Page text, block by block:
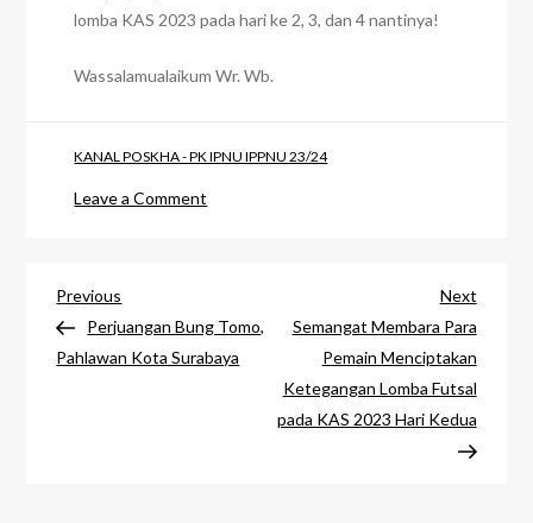
lomba KAS 2023 pada hari ke 2, 3, dan 4 nantinya!
Wassalamualaikum Wr. Wb.
KANAL POSKHA - PK IPNU IPPNU 23/24
Leave a Comment
Lantunan
Bilal
Post
navigation
Previous
Post
Previous
Perjuangan Bung Tomo,
Pahlawan Kota Surabaya
Next
Post
Next
Semangat Membara Para
Pemain Menciptakan
Ketegangan Lomba Futsal
pada KAS 2023 Hari Kedua